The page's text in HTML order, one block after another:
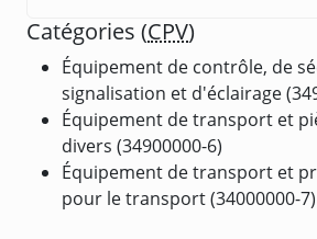
Catégories (CPV)
Équipement de contrôle, de
signalisation et d'éclairage
Équipement de transport et
divers (34900000-6)
Équipement de transport et
pour le transport (34000000-7)